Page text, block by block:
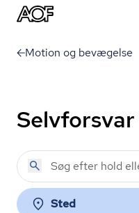
Motion og bevægelse
Selvforsvar
Sted